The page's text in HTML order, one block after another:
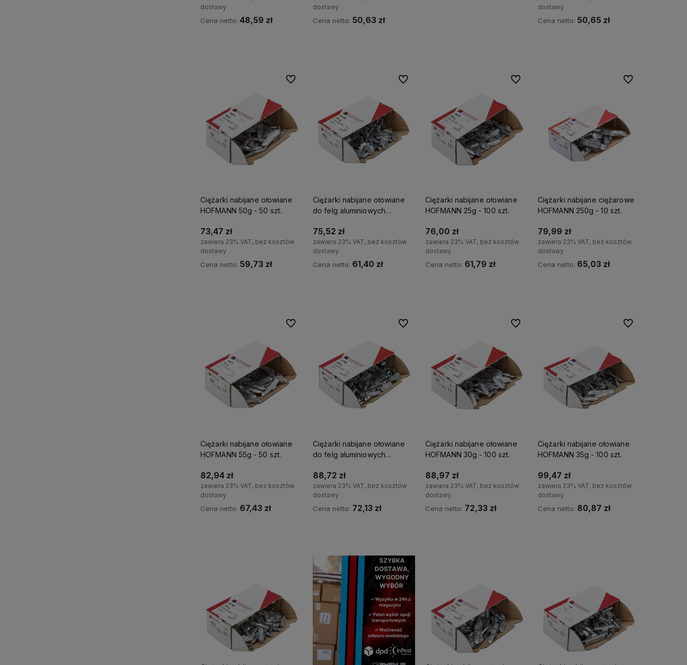
dostawy
Cena netto: 48,59 zł
dostawy
Cena netto: 50,63 zł
dostawy
Cena netto: 50,65 zł
Ciężarki nabijane ołowiane
HOFMANN 50g - 50 szt.
73,47 zł
zawiera 23% VAT, bez kosztów
dostawy
Cena netto: 59,73 zł
Do ulubionych
Ciężarki nabijane ołowiane
do felg aluminiowych
75,52 zł
zawiera 23% VAT, bez kosztów
dostawy
Cena netto: 61,40 zł
Do ulubionych
Ciężarki nabijane ołowiane
HOFMANN 25g - 100 szt.
76,00 zł
zawiera 23% VAT, bez kosztów
dostawy
Cena netto: 61,79 zł
Do ulubionych
Ciężarki nabijane ciężarowe
HOFMANN 250g - 10 szt.
79,99 zł
zawiera 23% VAT, bez kosztów
dostawy
Cena netto: 65,03 zł
Do ulubionych
Ciężarki nabijane ołowiane
HOFMANN 55g - 50 szt.
82,94 zł
zawiera 23% VAT, bez kosztów
dostawy
Cena netto: 67,43 zł
Do ulubionych
Ciężarki nabijane ołowiane
do felg aluminiowych
88,72 zł
zawiera 23% VAT, bez kosztów
dostawy
Cena netto: 72,13 zł
Do ulubionych
Ciężarki nabijane ołowiane
HOFMANN 30g - 100 szt.
88,97 zł
zawiera 23% VAT, bez kosztów
dostawy
Cena netto: 72,33 zł
Do ulubionych
Ciężarki nabijane ołowiane
HOFMANN 35g - 100 szt.
99,47 zł
zawiera 23% VAT, bez kosztów
dostawy
Cena netto: 80,87 zł
Do ulubionych